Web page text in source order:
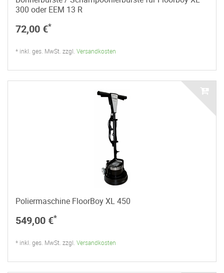
300 oder EEM 13 R
72,00 €*
* inkl. ges. MwSt. zzgl. Versandkosten
Poliermaschine FloorBoy XL 450
549,00 €*
* inkl. ges. MwSt. zzgl. Versandkosten